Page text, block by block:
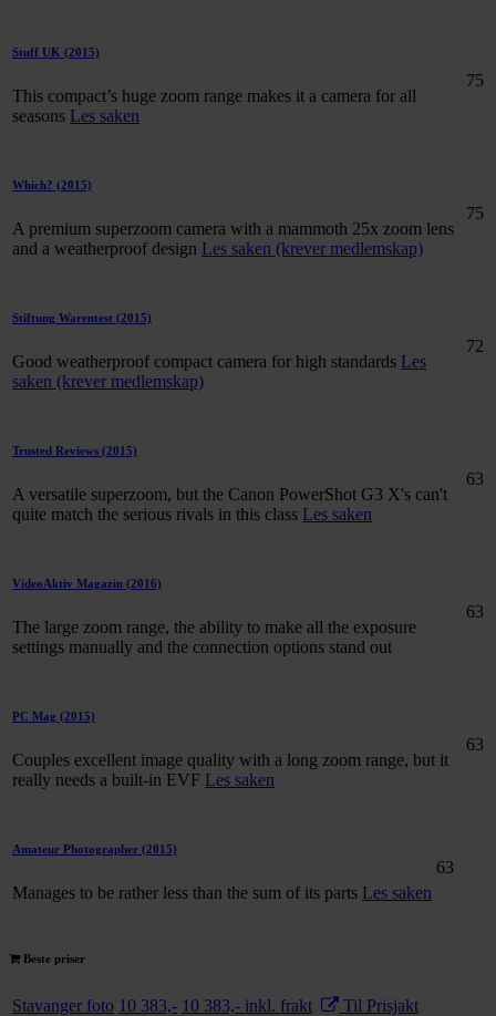
Stuff UK (2015)
This compact’s huge zoom range makes it a camera for all
seasons Les saken
75
Which? (2015)
A premium superzoom camera with a mammoth 25x zoom lens
and a weatherproof design Les saken (krever medlemskap)
75
Stiftung Warentest (2015)
Good weatherproof compact camera for high standards Les
saken (krever medlemskap)
72
Trusted Reviews (2015)
A versatile superzoom, but the Canon PowerShot G3 X's can't
quite match the serious rivals in this class Les saken
63
VideoAktiv Magazin (2016)
The large zoom range, the ability to make all the exposure
settings manually and the connection options stand out
63
PC Mag (2015)
Couples excellent image quality with a long zoom range, but it
really needs a built-in EVF Les saken
63
Amateur Photographer (2015)
Manages to be rather less than the sum of its parts Les saken
63
Beste priser
Stavanger foto 10 383,- 10 383,- inkl. frakt
Til Prisjakt